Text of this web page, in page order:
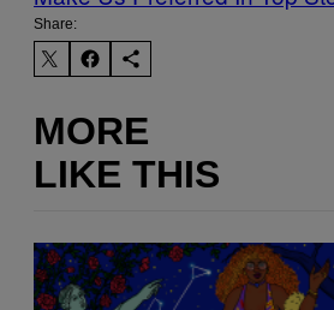
Share:
MORE
LIKE THIS